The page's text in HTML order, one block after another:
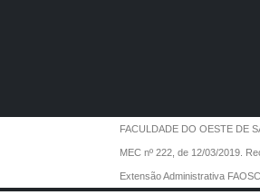
FACULDADE DO OESTE
MEC nº 222, de 12/03/2019.
Extensão Administrativa